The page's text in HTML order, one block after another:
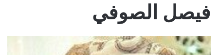
فيصل الصوفي